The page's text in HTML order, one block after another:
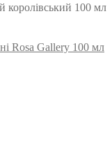
королівський 100 мл
Rosa Gallery 100 мл